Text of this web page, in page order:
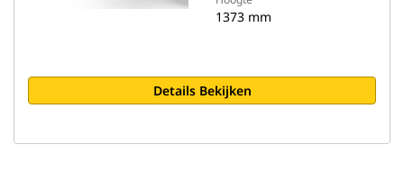
1373 mm
Details Bekijken